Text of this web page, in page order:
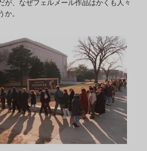
が、なぜフェルメール作品はかくも人々
。